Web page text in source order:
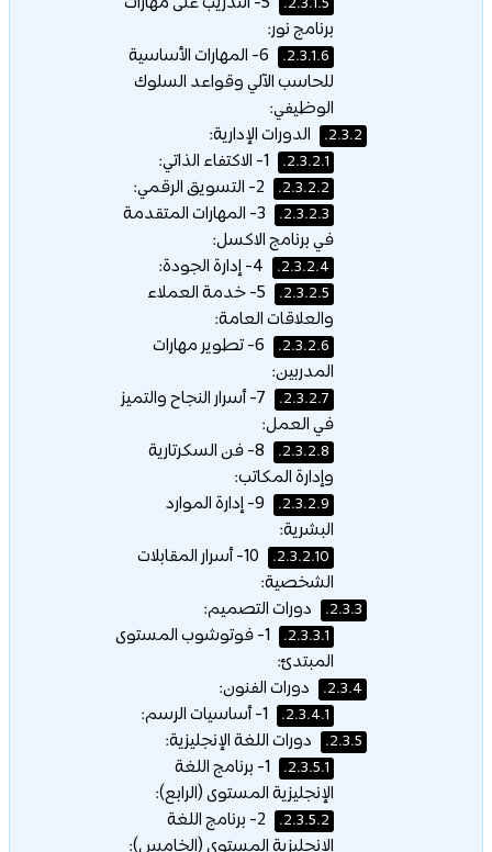
2.3.1.5.
برنامج نور:
2.3.1.6.
6- المهارات الأساسية
للحاسب الآلي وقواعد السلوك
الوظيفي:
2.3.2. الدورات الإدارية:
2.3.2.1.
2.3.2.2.
2.3.2.3.
3- المهارات المتقدمة
في برنامج الاكسل:
2.3.2.4.
2.3.2.5.
5- خدمة العملاء
والعلاقات العامة:
2.3.2.6.
6- تطوير مهارات
المدربين:
2.3.2.7.
7- أسرار النجاح والتميز
في العمل:
2.3.2.8.
8- فن السكرتارية
وإدارة المكاتب:
2.3.2.9.
9- إدارة الموارد
البشرية:
2.3.2.10.
10- أسرار المقابلات
الشخصية:
2.3.3. دورات التصميم:
2.3.3.1.
1- فوتوشوب المستوى
المبتدئ:
2.3.4. دورات الفنون:
2.3.4.1.
2.3.5. دورات اللغة الإنجليزية:
2.3.5.1.
1- برنامج اللغة
الإنجليزية المستوى (الرابع):
2.3.5.2.
2- برنامج اللغة